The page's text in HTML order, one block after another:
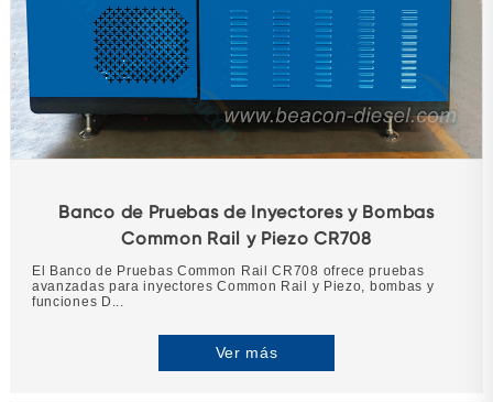
Banco de Pruebas de Inyectores y Bombas
Common Rail y Piezo CR708
El Banco de Pruebas Common Rail CR708 ofrece pruebas
avanzadas para inyectores Common Rail y Piezo, bombas y
funciones D...
Ver más